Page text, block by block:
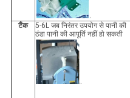
टैंक
5-6L जब निरंतर उपयोग से पानी की
ठंडा पानी की आपूर्ति नहीं हो सकती